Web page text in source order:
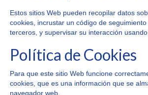
Estos sitios Web pueden recopilar datos
cookies, incrustar un código de
terceros, y supervisar su interacción usando
Política de Cookies
Para que este sitio Web funcione
cookies, que es una información que se
navegador web.